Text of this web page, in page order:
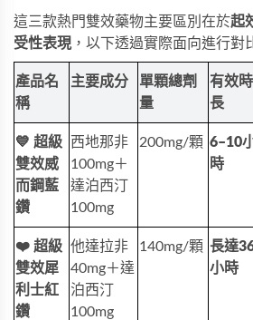
這三款熱門雙效藥物主要區別在於起
受性表現 ，以下透過實際面向進行對
產品名
稱
主要成分
單顆總劑
量
有效時
長
💙 超級
雙效威
而鋼藍
鑽
西地那非
100mg＋
達泊西汀
100mg
200mg/顆 6–10
時
❤️ 超級
雙效犀
利士紅
鑽
他達拉非
40mg＋達
泊西汀
100mg
140mg/顆 長達
小時